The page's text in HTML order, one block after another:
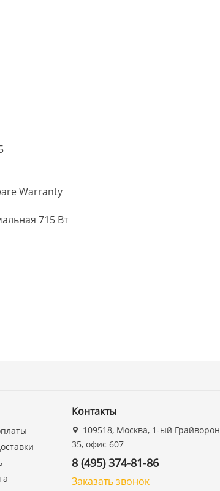
Warranty
715 Вт
Контакты
109518, Москва, 1-ый
35, офис 607
8 (495) 374-81-86
Заказать звонок